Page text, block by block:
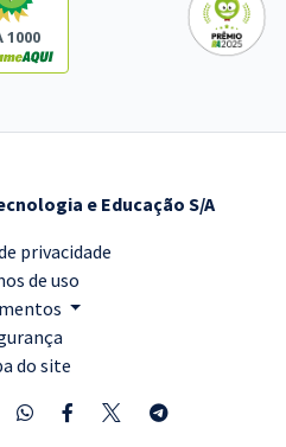
1000
e Educação S/A
privacidade
de uso
do site